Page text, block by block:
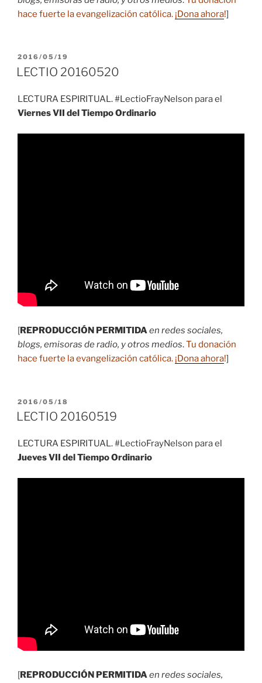
hace fuerte la evangelización católica. ¡Dona ahora!]
PUBLICADO
EL
2016/05/19
LECTIO 20160520
LECTURA ESPIRITUAL. #LectioFrayNelson para el
Viernes VII del Tiempo Ordinario
[REPRODUCCIÓN PERMITIDAen redes sociales,
blogs, emisoras de radio, y otros medios.Tu donación
hace fuerte la evangelización católica. ¡Dona ahora!]
PUBLICADO
EL
2016/05/18
LECTIO 20160519
LECTURA ESPIRITUAL. #LectioFrayNelson para el
Jueves VII del Tiempo Ordinario
[REPRODUCCIÓN PERMITIDAen redes sociales,